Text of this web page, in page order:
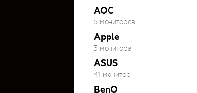
AOC
5 мониторов
Apple
3 монитора
ASUS
41 монитор
BenQ